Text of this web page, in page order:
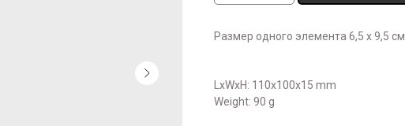
Размер одного элемента 6,5 х 9,5 см
LxWxH: 110x100x15 mm
Weight: 90 g